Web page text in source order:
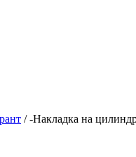
/-Накладка на